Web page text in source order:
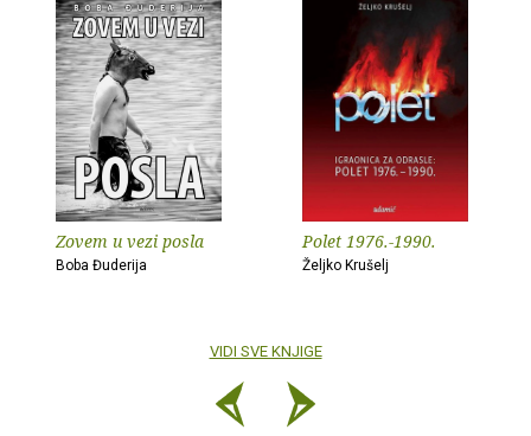
Zovem u vezi posla
Boba Đuderija
Polet 1976.-1990.
Željko Krušelj
VIDI SVE KNJIGE